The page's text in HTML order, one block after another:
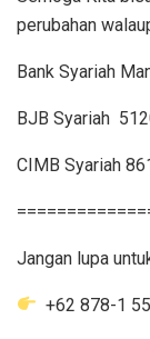
perubahan
Bank Syariah
BJB Syariah
CIMB Syariah
Jangan lupa
+62 878-1